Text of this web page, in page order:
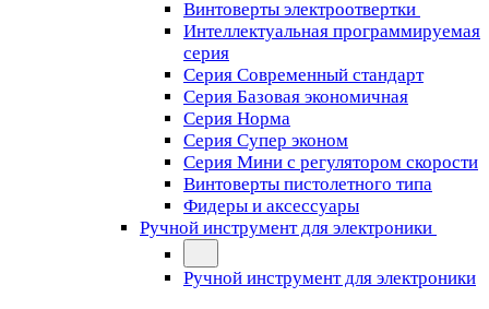
Винтоверты электроотвертки
Интеллектуальная программируемая
серия
Серия Современный стандарт
Серия Базовая экономичная
Серия Норма
Серия Cупер эконом
Серия Мини с регулятором скорости
Винтоверты пистолетного типа
Фидеры и аксессуары
Ручной инструмент для электроники
Ручной инструмент для электроники